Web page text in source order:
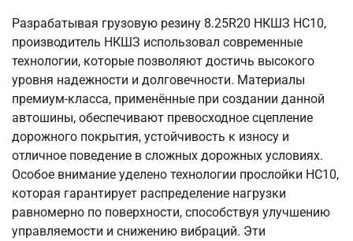
Разрабатывая грузовую резину 8.25R20 НКШЗ НС10,
производитель НКШЗ использовал современные
технологии, которые позволяют достичь высокого
уровня надежности и долговечности. Материалы
премиум-класса, применённые при создании данной
автошины, обеспечивают превосходное сцепление
дорожного покрытия, устойчивость к износу и
отличное поведение в сложных дорожных условиях.
Особое внимание уделено технологии прослойки НС10,
которая гарантирует распределение нагрузки
равномерно по поверхности, способствуя улучшению
управляемости и снижению вибраций. Эти